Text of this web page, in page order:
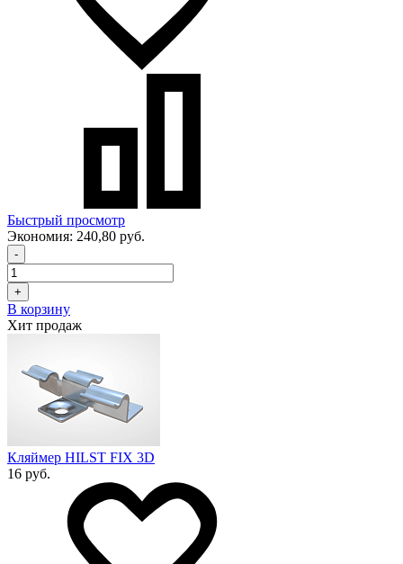
Быстрый просмотр
Экономия: 240,80 руб.
-
+
В корзину
Хит продаж
Кляймер HILST FIX 3D
16 руб.